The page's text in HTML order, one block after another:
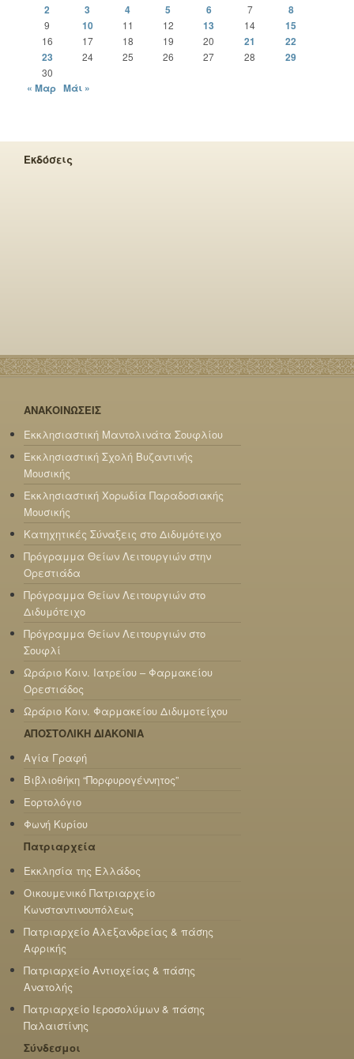
2
3 4 5 6 7 8
9 10 11 12 13 14 15
16 17 18 19 20 21
22
23
24 25 26 27 28 29
30
« Μαρ Μάι »
Εκδόσεις
ΑΝΑΚΟΙΝΩΣΕΙΣ
Εκκλησιαστική Μαντολινάτα Σουφλίου
Εκκλησιαστική Σχολή Βυζαντινής
Μουσικής
Εκκλησιαστική Χορωδία Παραδοσιακής
Μουσικής
Κατηχητικές Σύναξεις στο Διδυμότειχο
Πρόγραμμα Θείων Λειτουργιών στην
Ορεστιάδα
Πρόγραμμα Θείων Λειτουργιών στο
Διδυμότειχο
Πρόγραμμα Θείων Λειτουργιών στο
Σουφλί
Ωράριο Κοιν. Ιατρείου – Φαρμακείου
Ορεστιάδος
Ωράριο Κοιν. Φαρμακείου Διδυμοτείχου
ΑΠΟΣΤΟΛΙΚΗ ΔΙΑΚΟΝΙΑ
Αγία Γραφή
Βιβλιοθήκη “Πορφυρογέννητος”
Εορτολόγιο
Φωνή Κυρίου
Πατριαρχεία
Εκκλησία της Ελλάδος
Οικουμενικό Πατριαρχείο
Κωνσταντινουπόλεως
Πατριαρχείο Αλεξανδρείας & πάσης
Αφρικής
Πατριαρχείο Αντιοχείας & πάσης
Ανατολής
Πατριαρχείο Ιεροσολύμων & πάσης
Παλαιστίνης
Σύνδεσμοι